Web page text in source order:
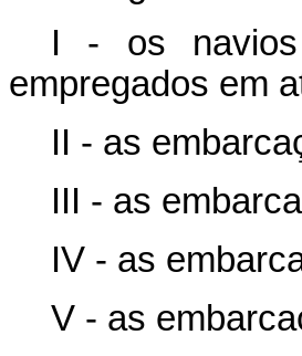
I - os
empregados em
II - as
III - as
IV - as
V - as